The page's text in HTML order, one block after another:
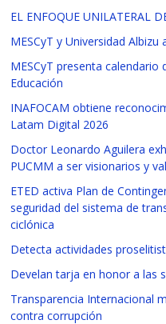
EL ENFOQUE UNILATERAL
MESCyT y Universidad
MESCyT presenta
Educación
INAFOCAM obtiene
Latam Digital 2026
Doctor Leonardo Aguilera
PUCMM a ser visionarios y
ETED activa Plan de
seguridad del sistema de
ciclónica
Detecta actividades
Develan tarja en honor a las
Transparencia Internacional
contra corrupción